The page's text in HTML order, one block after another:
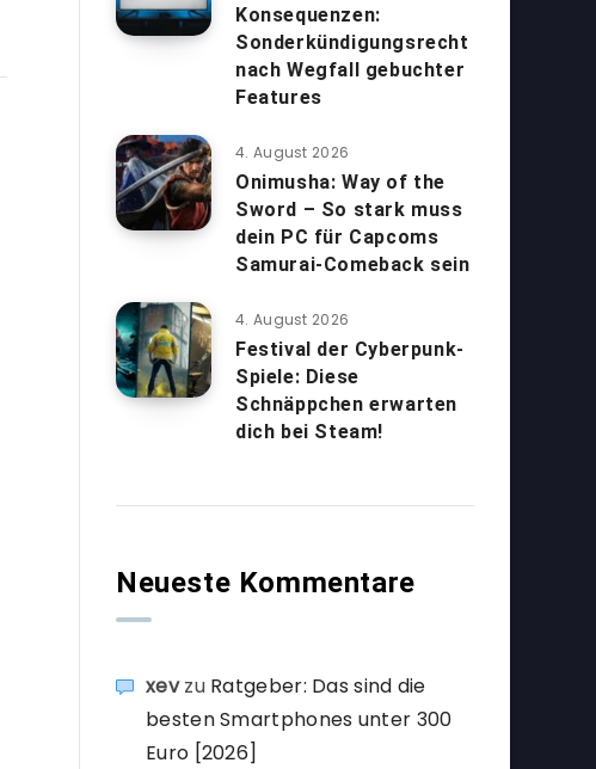
Konsequenzen:
Sonderkündigungsrecht
nach Wegfall gebuchter
Features
4. August 2026
Onimusha: Way of the
Sword – So stark muss
dein PC für Capcoms
Samurai-Comeback sein
4. August 2026
Festival der Cyberpunk-
Spiele: Diese
Schnäppchen erwarten
dich bei Steam!
Neueste Kommentare
xevzu Ratgeber: Das sind die
besten Smartphones unter 300
Euro [2026]